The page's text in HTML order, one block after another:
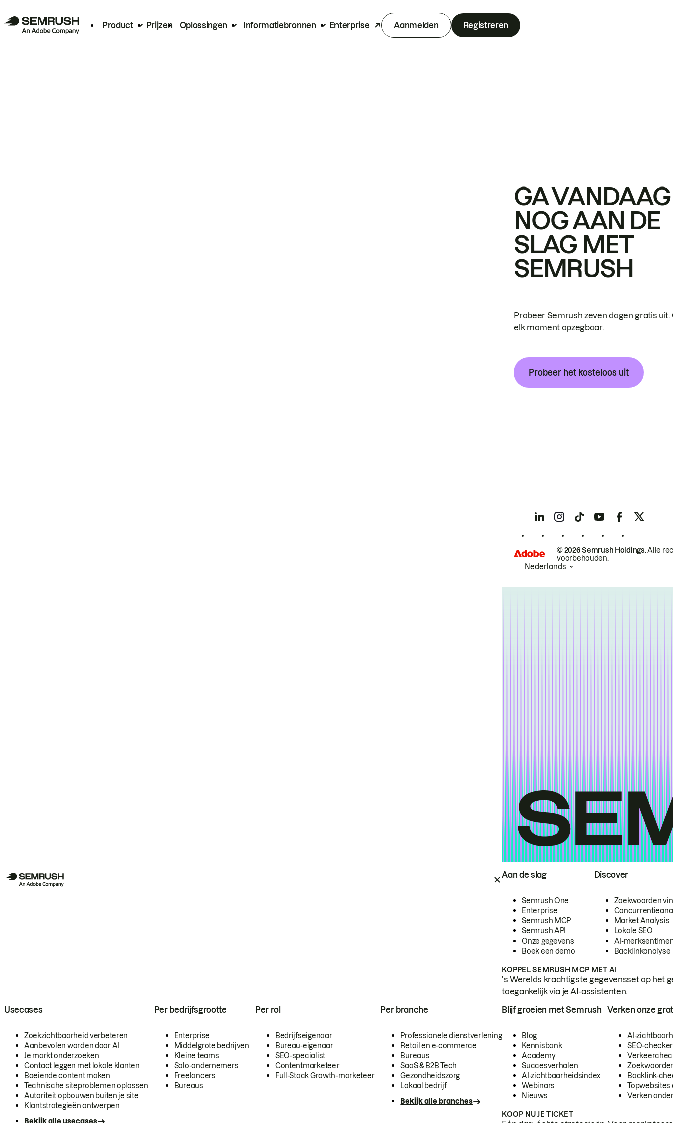
Product Prijzen Oplossingen Informatiebronnen Enterprise Aanmelden Registreren
Aan de slag
Semrush One
Enterprise
Semrush MCP
Semrush API
Onze gegevens
Boek een demo
Discover
Zoekwoorden
Market Analysis
Lokale SEO
AI-
Backlinkanalyse
KOPPEL SEMRUSH MCP MET AI
's Werelds krachtigste gegevensset op het
toegankelijk via je AI-assistenten.
Usecases
Zoekzichtbaarheid verbeteren
Aanbevolen worden door AI
Je markt onderzoeken
Contact leggen met lokale klanten
Boeiende content maken
Technische siteproblemen oplossen
Autoriteit opbouwen buiten je site
Klantstrategieën ontwerpen
Per bedrijfsgrootte
Enterprise
Middelgrote bedrijven
Kleine teams
Solo-ondernemers
Freelancers
Bureaus
Per rol
Bedrijfseigenaar
Bureau-eigenaar
SEO-specialist
Contentmarketeer
Full-Stack Growth-marketeer
Per branche
Professionele dienstverlening
Retail en e-commerce
Bureaus
SaaS & B2B Tech
Gezondheidszorg
Lokaal bedrijf
Bekijk alle branches
Blijf groeien met Semrush
Blog
Kennisbank
Academy
Succesverhalen
AI-zichtbaarheidsindex
Webinars
Nieuws
Verken onze
AI-
SEO-checker
Backlink-
Topwebsites
Verken
KOOP NU JE TICKET
GA VANDAAG
NOG AAN DE
SLAG MET
SEMRUSH
Probeer Semrush zeven dagen gratis uit.
elk moment opzegbaar.
Probeer het kosteloos uit
© 2026 Semrush Holdings.Alle
voorbehouden.
Nederlands